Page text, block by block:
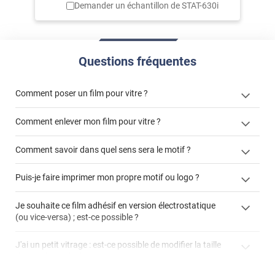
Demander un échantillon deSTAT-630i
Questions fréquentes
Comment poser un film pour vitre ?
cet article
cet
article
Comment enlever mon film pour vitre ?
enlever et stocker
Comment savoir dans quel sens sera le motif ?
Puis-je faire imprimer mon propre motif ou logo ?
personnaliser
Je souhaite ce film adhésif en version électrostatique
(ou vice-versa) ; est-ce possible ?
J'ai un petit vitrage : est-ce possible de modifier la taille